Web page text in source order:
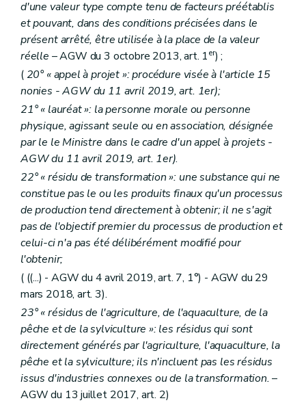
d'une valeur type compte tenu de facteurs préétablis
et pouvant, dans des conditions précisées dans le
présent arrêté, être utilisée à la place de la valeur
réelle – AGW du 3 octobre 2013, art. 1er) ;
( 20° « appel à projet »: procédure visée à l'article 15
nonies - AGW du 11 avril 2019, art. 1er);
21° « lauréat »: la personne morale ou personne
physique, agissant seule ou en association, désignée
par le le Ministre dans le cadre d'un appel à projets -
AGW du 11 avril 2019, art. 1er).
22° « résidu de transformation »: une substance qui ne
constitue pas le ou les produits finaux qu'un processus
de production tend directement à obtenir; il ne s'agit
pas de l'objectif premier du processus de production et
celui-ci n'a pas été délibérément modifié pour
l'obtenir;
( ((...) - AGW du 4 avril 2019, art. 7, 1°) - AGW du 29
mars 2018, art. 3).
23° « résidus de l'agriculture, de l'aquaculture, de la
pêche et de la sylviculture »: les résidus qui sont
directement générés par l'agriculture, l'aquaculture, la
pêche et la sylviculture; ils n'incluent pas les résidus
issus d'industries connexes ou de la transformation.–
AGW du 13 juillet 2017, art. 2)